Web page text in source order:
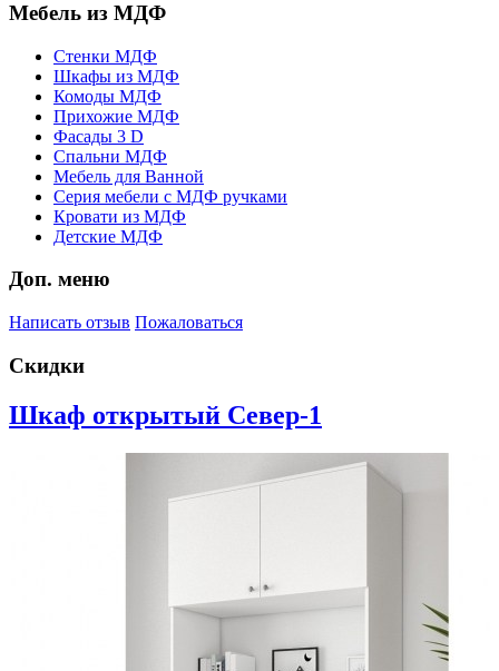
Мебель из МДФ
Стенки МДФ
Шкафы из МДФ
Комоды МДФ
Прихожие МДФ
Фасады 3 D
Спальни МДФ
Мебель для Ванной
Серия мебели с МДФ ручками
Кровати из МДФ
Детские МДФ
Доп. меню
Написать отзыв Пожаловаться
Скидки
Шкаф открытый Север-1